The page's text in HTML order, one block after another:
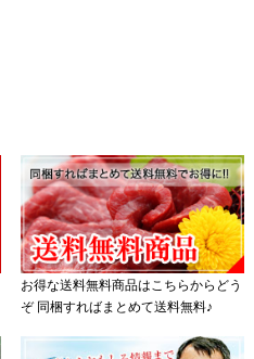
お得な送料無料商品はこちらからどう
ぞ 同梱すればまとめて送料無料♪